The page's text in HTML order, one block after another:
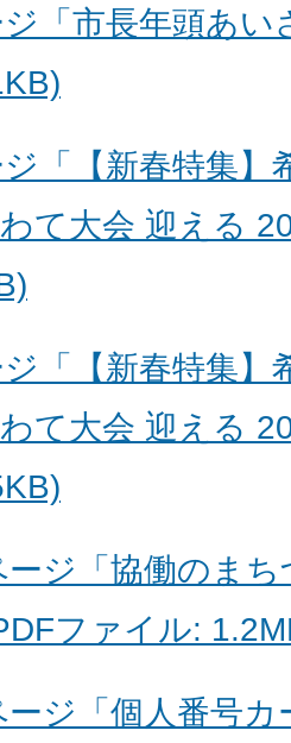
「市長年頭あい
「【新春特集】
て大会 迎える
「【新春特集】
て大会 迎える
ージ「協働のま
ファイル:
ージ「個人番号